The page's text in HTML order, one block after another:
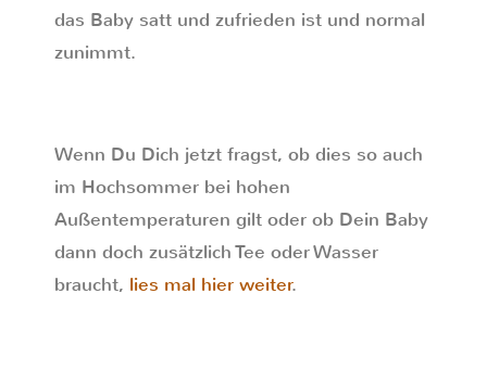
das Baby satt und zufrieden ist und normal
zunimmt.
Wenn Du Dich jetzt fragst, ob dies so auch
im Hochsommer bei hohen
Außentemperaturen gilt oder ob Dein Baby
dann doch zusätzlich Tee oder Wasser
braucht, lies mal hier weiter.